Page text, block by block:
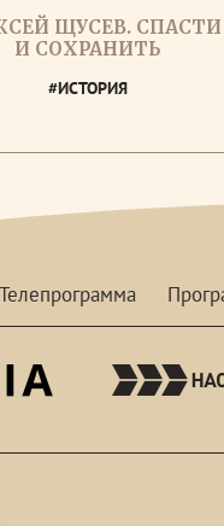
ЩУСЕВ. СПАСТИ
И СОХРАНИТЬ
#ИСТОРИЯ
Телепрограмма